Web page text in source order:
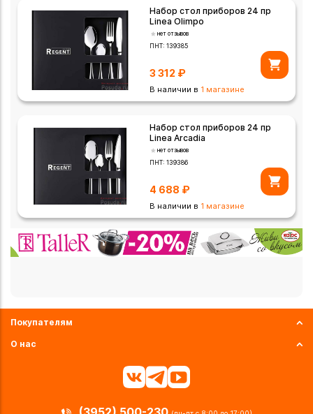
Набор стол приборов 24 пр
Linea Olimpo
нет отзывов
ПНТ:139385
3 312 ₽
В наличии в 1 магазине
Набор стол приборов 24 пр
Linea Arcadia
нет отзывов
ПНТ:139386
4 688 ₽
В наличии в 1 магазине
Покупателям
О нас